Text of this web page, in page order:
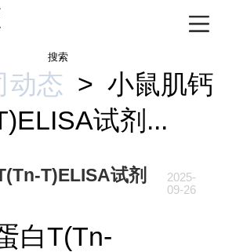
搜索
动态 > 小鼠肌钙
试剂...
T)ELISA试剂
2025-
09-26
白T(Tn-